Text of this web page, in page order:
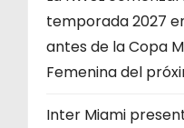
temporada 2027
antes de la Copa
Femenina del
Inter Miami